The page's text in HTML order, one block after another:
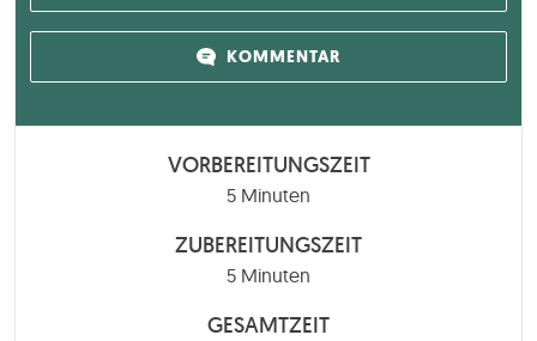
KOMMENTAR
VORBEREITUNGSZEIT
5Minuten
Minuten
ZUBEREITUNGSZEIT
5Minuten
Minuten
GESAMTZEIT